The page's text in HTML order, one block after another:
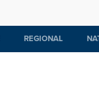
REGIONAL